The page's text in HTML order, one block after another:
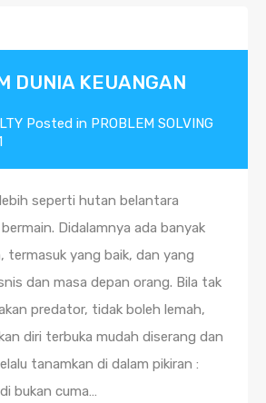
DUNIA KEUANGAN
Posted in PROBLEM SOLVING
seperti hutan belantara
Didalamnya ada banyak
termasuk yang baik, dan yang
dan masa depan orang. Bila tak
predator, tidak boleh lemah,
diri terbuka mudah diserang dan
tanamkan di dalam pikiran :
bukan cuma…